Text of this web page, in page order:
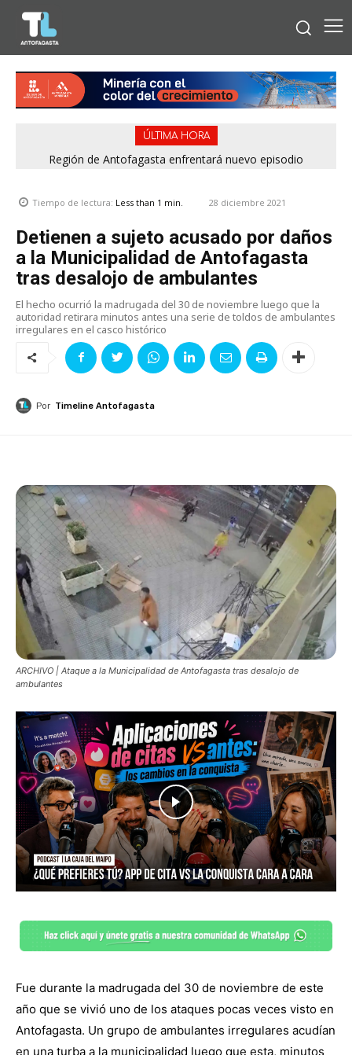
ÚLTIMA HORA
Región de Antofagasta enfrentará nuevo episodio
Tiempo de lectura: Less than 1 min. 28 diciembre 2021
Detienen a sujeto acusado por daños
a la Municipalidad de Antofagasta
tras desalojo de ambulantes
El hecho ocurrió la madrugada del 30 de noviembre luego que la
autoridad retirara minutos antes una serie de toldos de ambulantes
irregulares en el casco histórico
Por Timeline Antofagasta
ARCHIVO | Ataque a la Municipalidad de Antofagasta tras desalojo de
ambulantes
Fue durante la madrugada del 30 de noviembre de este
año que se vivió uno de los ataques pocas veces visto en
Antofagasta. Un grupo de ambulantes irregulares acudían
en una turba a la municipalidad luego que esta, minutos